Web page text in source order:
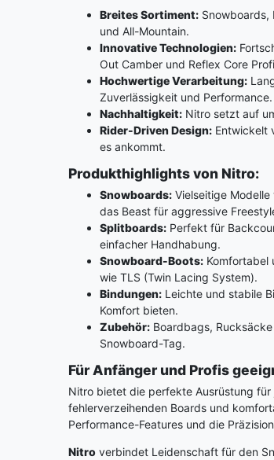
Breites Sortiment: Snowboards,
und All-Mountain.
Innovative Technologien:
Out Camber und Reflex Core
Hochwertige Verarbeitung:
Zuverlässigkeit und Performance.
Nachhaltigkeit: Nitro setzt auf
Rider-Driven Design: Entwickelt
es ankommt.
Produkthighlights von Nitro:
Snowboards: Vielseitige
das Beast für aggressive
Splitboards: Perfekt für
einfacher Handhabung.
Snowboard-Boots: Komfortabel
wie TLS (Twin Lacing System).
Bindungen: Leichte und stabile
Komfort bieten.
Zubehör: Boardbags,
Snowboard-Tag.
Für Anfänger und Profis
Nitro bietet die perfekte Ausrüstung
fehlerverzeihenden Boards und
Performance-Features und die
Nitro verbindet Leidenschaft für den